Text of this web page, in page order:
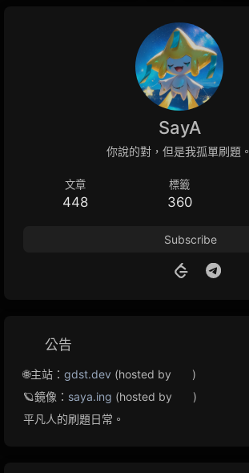
SayA
你說的對，但是我孤單刷題。
文章
448
標籤
360
Subscribe
公告
🌐主站： gdst.dev (hosted by
)
🪐鏡像： saya.ing (hosted by
)
平凡人的刷題日常。